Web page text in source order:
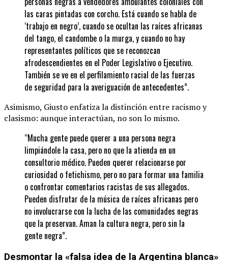
las caras pintadas con corcho. Está cuando se habla de
‘trabajo en negro’, cuando se ocultan las raíces africanas
del tango, el candombe o la murga, y cuando no hay
representantes políticos que se reconozcan
afrodescendientes en el Poder Legislativo o Ejecutivo.
También se ve en el perfilamiento racial de las fuerzas
de seguridad para la averiguación de antecedentes”.
Asimismo, Giusto enfatiza la distinción entre racismo y
clasismo: aunque interactúan, no son lo mismo.
“Mucha gente puede querer a una persona negra
limpiándole la casa, pero no que la atienda en un
consultorio médico. Pueden querer relacionarse por
curiosidad o fetichismo, pero no para formar una familia
o confrontar comentarios racistas de sus allegados.
Pueden disfrutar de la música de raíces africanas pero
no involucrarse con la lucha de las comunidades negras
que la preservan. Aman la cultura negra, pero sin la
gente negra”.
Desmontar la «falsa idea de la Argentina blanca»